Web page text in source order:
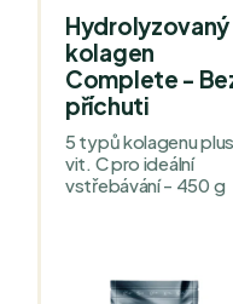
Hydrolyzovaný
kolagen
Complete -
příchuti
5 typů kolagenu plus
vit. C pro ideální
vstřebávání - 450 g